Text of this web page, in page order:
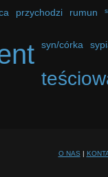
przychodzi rumun
syn/córka
O NAS |